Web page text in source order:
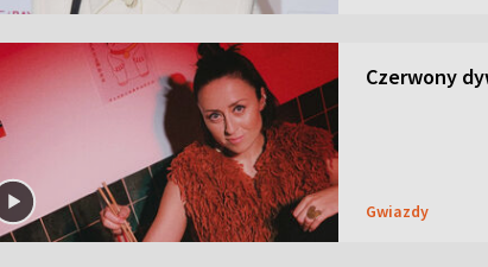
Czerwony
Gwiazdy